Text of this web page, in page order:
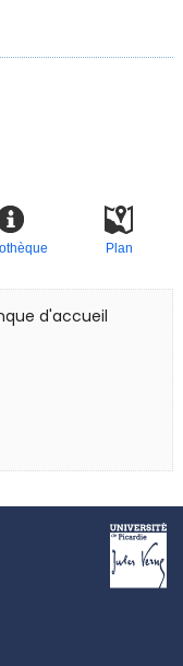
Plan
d'accueil